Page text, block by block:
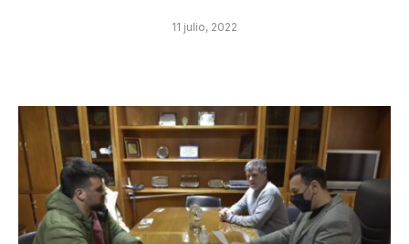
11 julio, 2022